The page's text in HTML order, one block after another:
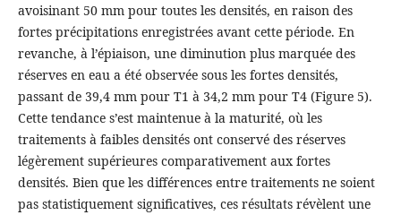
avoisinant 50 mm pour toutes les densités, en raison des
fortes précipitations enregistrées avant cette période. En
revanche, à l’épiaison, une diminution plus marquée des
réserves en eau a été observée sous les fortes densités,
passant de 39,4 mm pour T1 à 34,2 mm pour T4 (Figure 5).
Cette tendance s’est maintenue à la maturité, où les
traitements à faibles densités ont conservé des réserves
légèrement supérieures comparativement aux fortes
densités. Bien que les différences entre traitements ne soient
pas statistiquement significatives, ces résultats révèlent une